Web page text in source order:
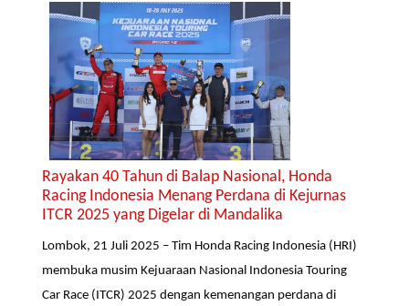
Rayakan 40 Tahun di Balap Nasional, Honda
Racing Indonesia Menang Perdana di Kejurnas
ITCR 2025 yang Digelar di Mandalika
Lombok, 21 Juli 2025 – Tim Honda Racing Indonesia (HRI)
membuka musim Kejuaraan Nasional Indonesia Touring
Car Race (ITCR) 2025 dengan kemenangan perdana di